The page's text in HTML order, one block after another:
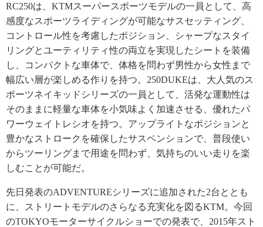
RC250は、KTMスーパースポーツモデルの一員として、高
感度なスポーツライディングが可能なサスセッティング、
コントロール性を考慮したポジション、シャープなスタイ
リングとユーティリティ性の両立を実現したシートを装備
し、コンパクトな車体で、体格を問わず男性から女性まで
幅広い層が楽しめる作りを持つ。250DUKEは、大人気のス
ポーツネイキッドシリーズの一員として、活発な運動性は
そのままに軽量な車体を小気味よく加速させる、優れたパ
ワーウェイトレシオを持つ。アップライトなポジションと
豊かなストロークを確保したサスペンションで、普段使い
からツーリングまで用途を問わず、気持ちのいい走りを楽
しむことが可能だ。
先日発表のADVENTUREシリーズに追加された2台ととも
に、ストリートモデルのさらなる充実化を図るKTM。今回
のTOKYOモーターサイクルショーでの発表で、2015年スト